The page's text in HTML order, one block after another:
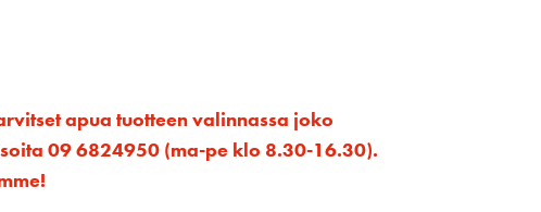
apua tuotteen valinnassa joko
09 6824950 (ma-pe klo 8.30-16.30).